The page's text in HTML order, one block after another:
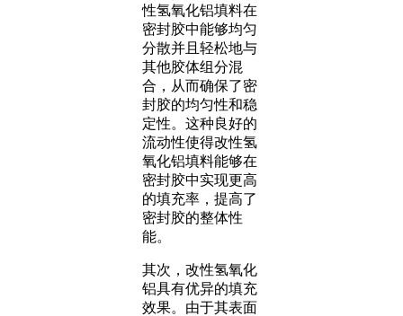
性氢氧化铝填料在
密封胶中能够均匀
分散并且轻松地与
其他胶体组分混
合，从而确保了密
封胶的均匀性和稳
定性。这种良好的
流动性使得改性氢
氧化铝填料能够在
密封胶中实现更高
的填充率，提高了
密封胶的整体性
能。
其次，改性氢氧化
铝具有优异的填充
效果。由于其表面